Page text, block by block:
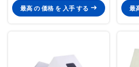
最高 の 価格 を 入手 する 最